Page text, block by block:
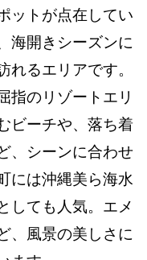
ットが点在してい
海開きシーズンに
れるエリアです。
指のリゾートエリ
ビーチや、落ち着
、シーンに合わせ
には沖縄美ら海水
しても人気。エメ
、風景の美しさに